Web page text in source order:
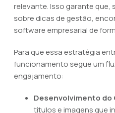
relevante. Isso garante que,
sobre dicas de gestão,
software empresarial de
Para que essa estratégia
funcionamento segue um
engajamento:
Desenvolvimento do
títulos e imagens que